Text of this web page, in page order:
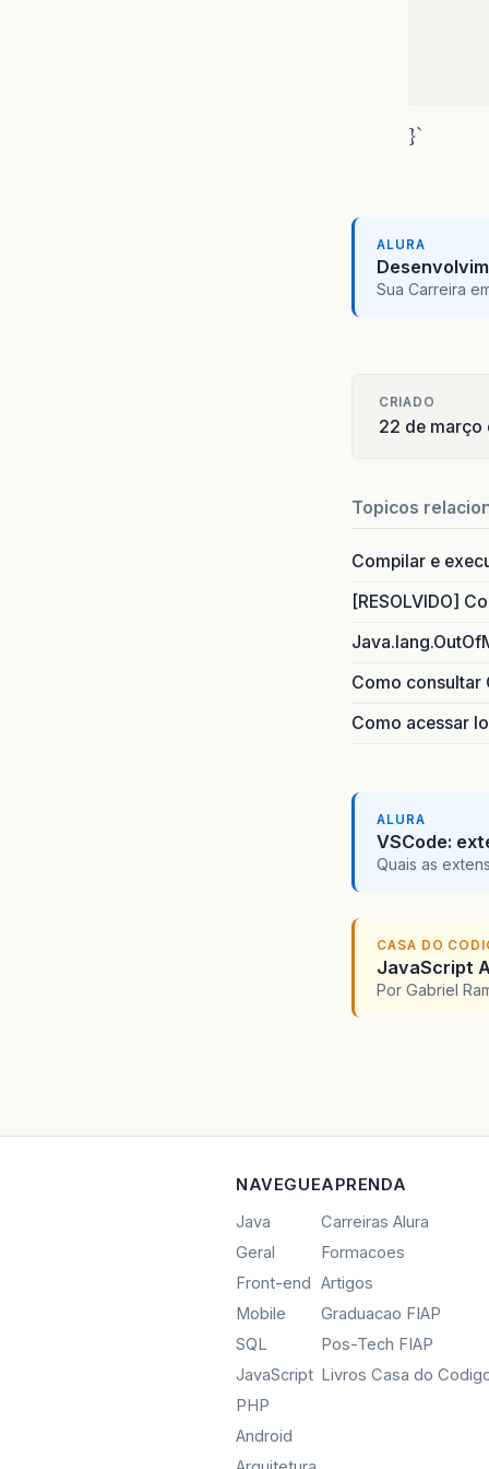
}
}`
ALURA
Sua Carreira
CRIADO
22 de março
Topicos
Compilar e
[RESOLVIDO]
Como consultar
Como acessar
ALURA
VSCode:
Quais as
CASA DO
JavaScript
Por Gabriel
NAVEGUE
Java
Geral
Front-end
Mobile
SQL
JavaScript
PHP
Android
APRENDA
Carreiras Alura
Formacoes
Artigos
Graduacao FIAP
Pos-Tech FIAP
Livros Casa do